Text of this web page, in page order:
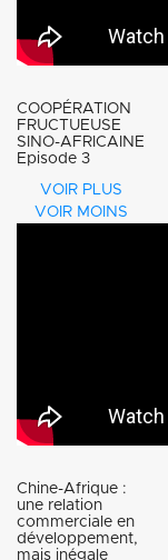
COOPÉRATION
FRUCTUEUSE
SINO-AFRICAINE
Episode 3
VOIR PLUS
VOIR MOINS
Chine-Afrique :
une relation
commerciale en
développement,
mais inégale